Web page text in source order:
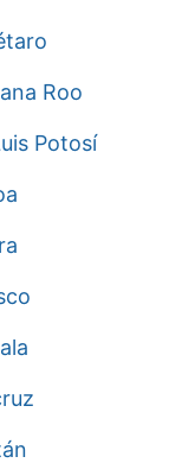
Roo
Potosí